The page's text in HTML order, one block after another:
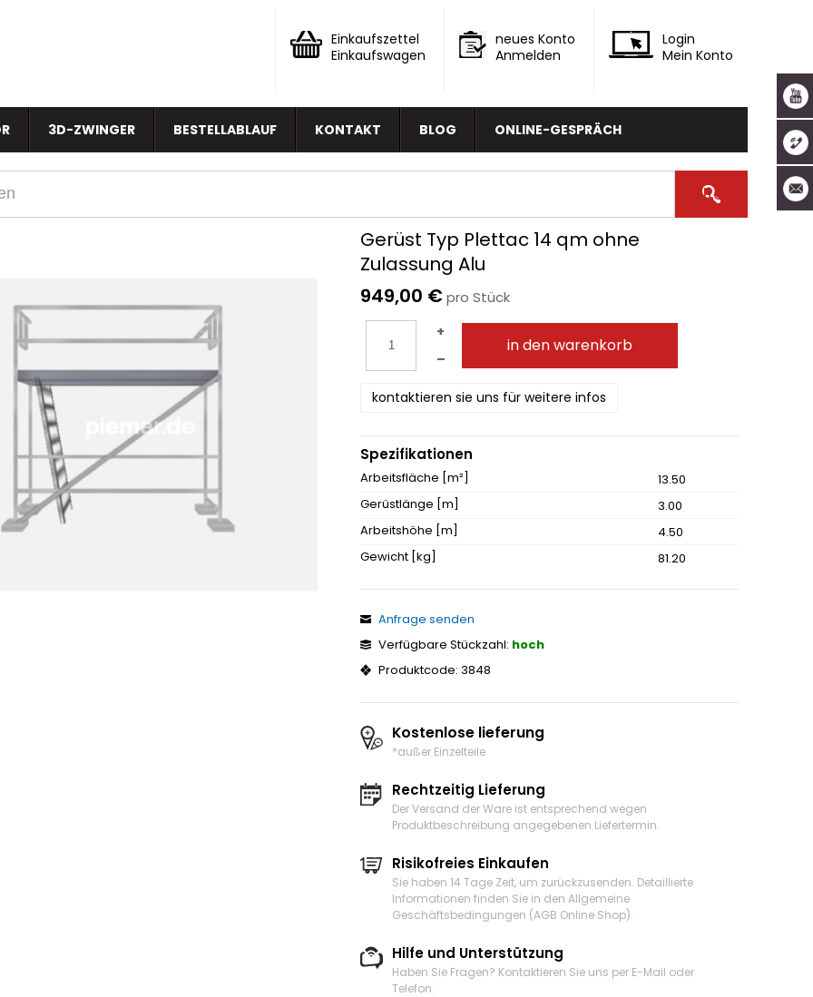
Einkaufszettel
Einkaufswagen
neues Konto
Anmelden
Login
Mein Konto
3D-ZWINGER BESTELLABLAUF KONTAKT BLOG ONLINE-GESPRÄCH
Gerüst Typ Plettac 14 qm ohne
Zulassung Alu
949,00 €pro Stück
+
–
in den warenkorb
kontaktieren sie uns für weitere infos
Spezifikationen
Arbeitsfläche [m²]
13.50
Gerüstlänge [m]
3.00
Arbeitshöhe [m]
4.50
Gewicht [kg]
81.20
Anfrage senden
Verfügbare Stückzahl: hoch
Produktcode: 3848
Kostenlose lieferung
*außer Einzelteile
Rechtzeitig Lieferung
Der Versand der Ware ist entsprechend wegen
Produktbeschreibung angegebenen Liefertermin.
Risikofreies Einkaufen
Sie haben 14 Tage Zeit, um zurückzusenden. Detaillierte
Informationen finden Sie in den Allgemeine
Geschäftsbedingungen (AGB Online Shop).
Hilfe und Unterstützung
Haben Sie Fragen? Kontaktieren Sie uns per E-Mail oder
Telefon.